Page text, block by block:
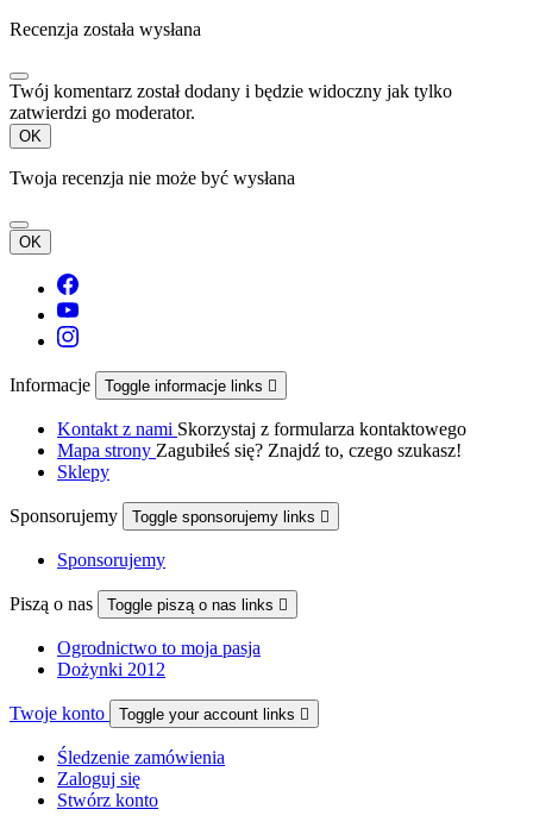
Recenzja została wysłana
Twój komentarz został dodany i będzie widoczny jak tylko
zatwierdzi go moderator.
OK
Twoja recenzja nie może być wysłana
OK
Informacje Toggle informacje links 
Kontakt z nami Skorzystaj z formularza kontaktowego
Mapa strony Zagubiłeś się? Znajdź to, czego szukasz!
Sklepy
Sponsorujemy Toggle sponsorujemy links 
Sponsorujemy
Piszą o nas Toggle piszą o nas links 
Ogrodnictwo to moja pasja
Dożynki 2012
Twoje konto Toggle your account links 
Śledzenie zamówienia
Zaloguj się
Stwórz konto